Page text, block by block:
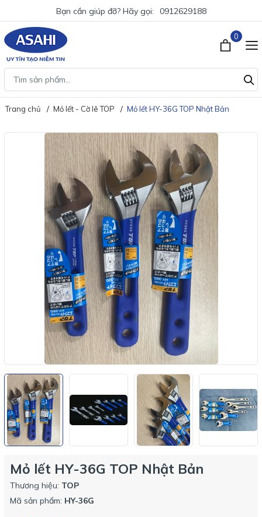
Bạn cần giúp đỡ? Hãy gọi: 0912629188
0
Trang chủ Mỏ lết - Cờ lê TOP Mỏ lết HY-36G TOP Nhật Bản
Mỏ lết HY-36G TOP Nhật Bản
Thương hiệu: TOP
Mã sản phẩm: HY-36G